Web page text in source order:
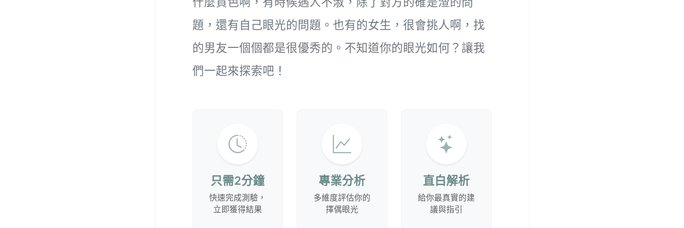
題，還有自己眼光的問題。也有的女生，很會挑人啊，找
的男友一個個都是很優秀的。不知道你的眼光如何？讓我
們一起來探索吧！
只需2分鐘
快速完成測驗，
立即獲得結果
專業分析
多維度評估你的
擇偶眼光
直白解析
給你最真實的建
議與指引